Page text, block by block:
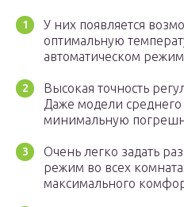
У них появляется
оптимальную
автоматическом
Высокая точность
Даже модели
минимальную
Очень легко задать
режим во всех
максимального